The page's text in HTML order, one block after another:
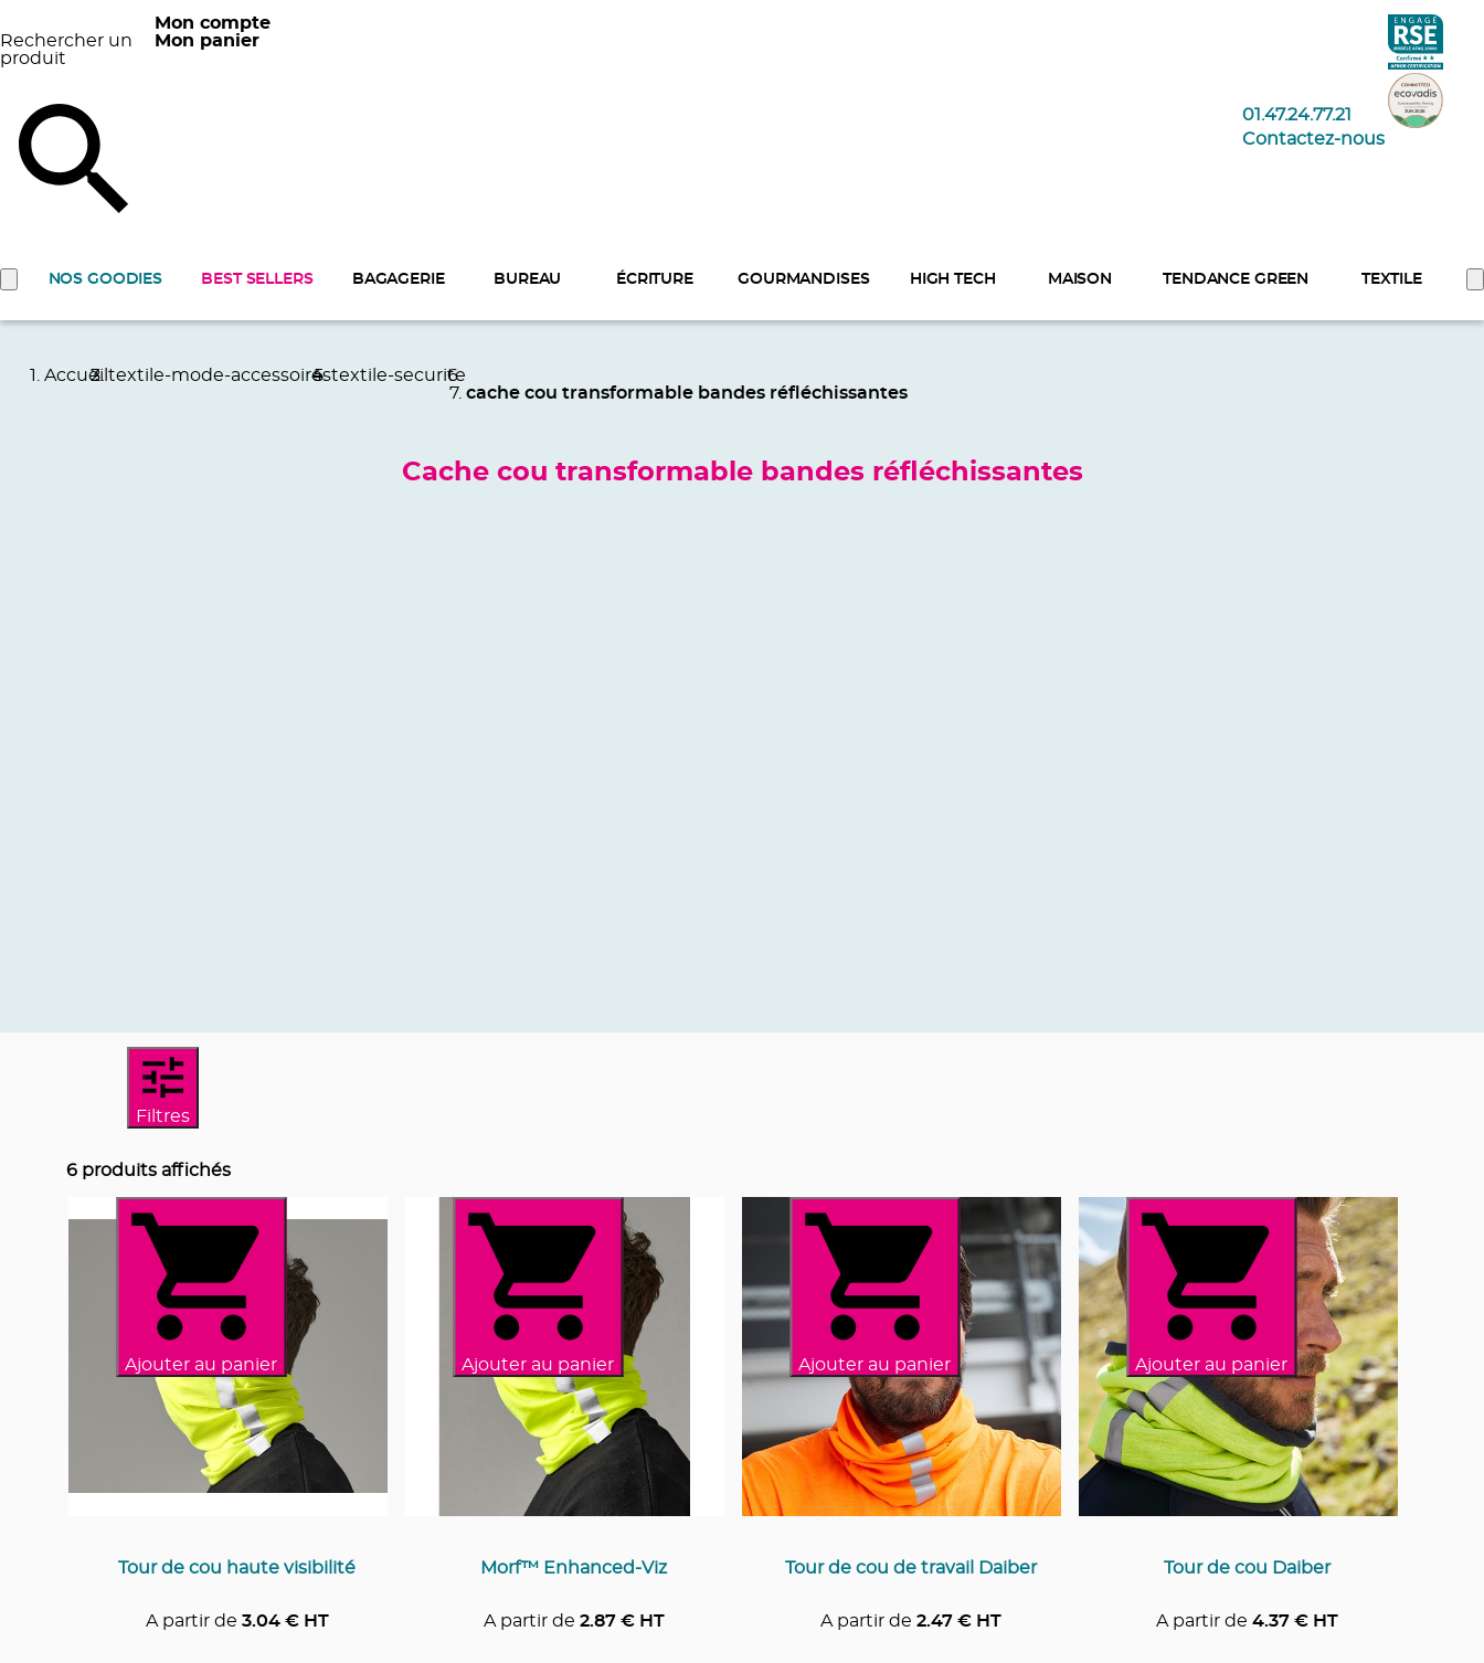
Rechercher un
produit
Mon compte
Mon panier
01.47.24.77.21
Contactez-nous
NOS GOODIES BEST SELLERS BAGAGERIE BUREAU ÉCRITURE GOURMANDISES HIGH TECH MAISON TENDANCE GREEN TEXTILE
Accueil textile-mode-accessoirestextile-securite
cache cou transformable bandes réfléchissantes
Cache cou transformable bandes réfléchissantes
Filtres
6produits affichés
Ajouter au panier
Tour de cou haute visibilité
A partir de 3.04€ HT
Ajouter au panier
Morf™ Enhanced-Viz
A partir de 2.87€ HT
Ajouter au panier
Tour de cou de travail Daiber
A partir de 2.47€ HT
Ajouter au panier
Tour de cou Daiber
A partir de 4.37 € HT